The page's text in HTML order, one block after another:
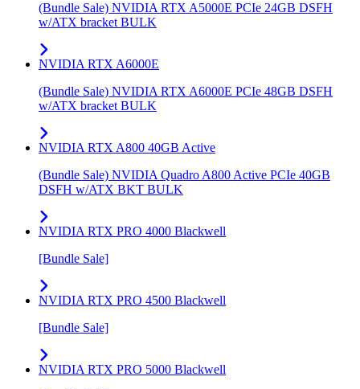
(Bundle Sale) NVIDIA RTX A5000E PCIe 24GB DSFH
w/ATX bracket BULK
NVIDIA RTX A6000E
(Bundle Sale) NVIDIA RTX A6000E PCIe 48GB DSFH
w/ATX bracket BULK
NVIDIA RTX A800 40GB Active
(Bundle Sale) NVIDIA Quadro A800 Active PCIe 40GB
DSFH w/ATX BKT BULK
NVIDIA RTX PRO 4000 Blackwell
[Bundle Sale]
NVIDIA RTX PRO 4500 Blackwell
[Bundle Sale]
NVIDIA RTX PRO 5000 Blackwell